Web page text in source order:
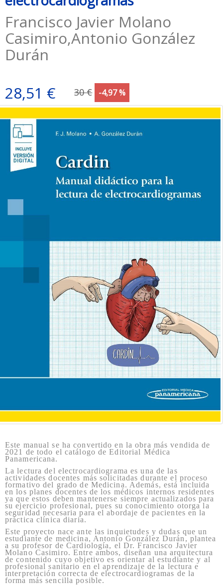
Francisco Javier Molano
Casimiro,Antonio González
Durán
28,51 €
30 € -4,97 %
Este manual se ha convertido en la obra más vendida de
2021 de todo el catálogo de Editorial Médica
Panamericana.
La lectura del electrocardiograma es una de las
actividades docentes más solicitadas durante el proceso
formativo del grado de Medicina. Además, está incluida
en los planes docentes de los médicos internos residentes
ya que estos deben mantenerse siempre actualizados para
su ejercicio profesional, pues su conocimiento otorga la
seguridad necesaria para el abordaje de pacientes en la
práctica clínica diaria.
Este proyecto nace ante las inquietudes y dudas que un
estudiante de medicina, Antonio González Durán, plantea
a su profesor de Cardiología, el Dr. Francisco Javier
Molano Casimiro. Entre ambos, diseñan una arquitectura
de contenido cuyo objetivo es orientar al estudiante y al
profesional sanitario en el aprendizaje de la lectura e
interpretación correcta de electrocardiogramas de la
forma más sencilla posible.